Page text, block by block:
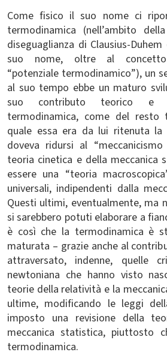
Come fisico il suo nome ci
termodinamica (nell’ambito
diseguaglianza di Clausius-
suo nome, oltre al
“potenziale termodinamico”), un
al suo tempo ebbe un maturo
suo contributo teorico e
termodinamica, come del
quale essa era da lui ritenuta
doveva ridursi al
teoria cinetica e della meccanica
essere una “teoria
universali, indipendenti dalla
Questi ultimi, eventualmente, ma
si sarebbero potuti elaborare a
è così che la termodinamica è
maturata – grazie anche al
attraversato, indenne, quelle
newtoniana che hanno visto
teorie della relatività e la
ultime, modificando le leggi
imposto una revisione della
meccanica statistica, piuttosto
termodinamica.